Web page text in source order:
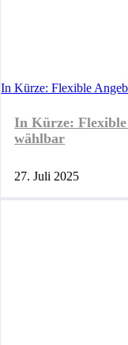
In Kürze: Flexible
In Kürze: Flexible
wählbar
27. Juli 2025